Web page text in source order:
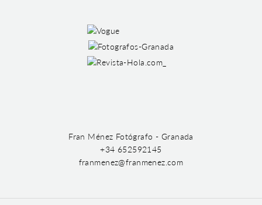
Fran Ménez Fotógrafo - Granada
+34 652592145
franmenez@franmenez.com